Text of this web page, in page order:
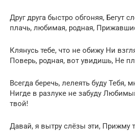
Друг друга быстро обгоняя, Бегут
плачь, любимая, родная,
Клянусь тебе, что не обижу Ни
Поверь, родная, вот увидишь, Не
Всегда беречь, лелеять буду Тебя,
Нигде в разлуке не забуду
твой!
Давай, я вытру слёзы эти, Прижму